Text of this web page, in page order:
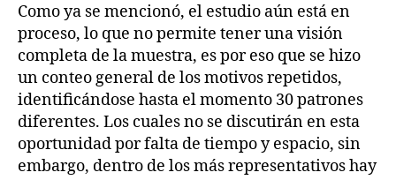
Como ya se mencionó, el estudio aún está en
proceso, lo que no permite tener una visión
completa de la muestra, es por eso que se hizo
un conteo general de los motivos repetidos,
identificándose hasta el momento 30 patrones
diferentes. Los cuales no se discutirán en esta
oportunidad por falta de tiempo y espacio, sin
embargo, dentro de los más representativos hay